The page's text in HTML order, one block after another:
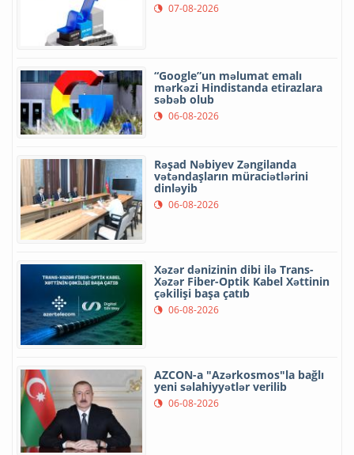
07-08-2026
“Google”un məlumat emalı
mərkəzi Hindistanda etirazlara
səbəb olub
06-08-2026
Rəşad Nəbiyev Zəngilanda
vətəndaşların müraciətlərini
dinləyib
06-08-2026
Xəzər dənizinin dibi ilə Trans-
Xəzər Fiber-Optik Kabel Xəttinin
çəkilişi başa çatıb
06-08-2026
AZCON-a "Azərkosmos"la bağlı
yeni səlahiyyətlər verilib
06-08-2026